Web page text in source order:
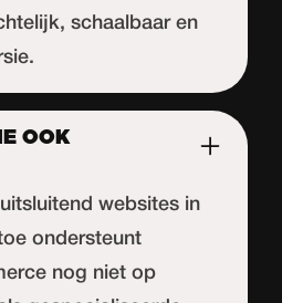
schaalbaar en
OOK
websites in
ondersteunt
nog niet op